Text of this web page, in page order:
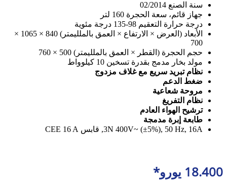
سنة الصنع 02/2014
جهاز قائم، سعة الحجرة 160 لتر
درجة حرارة التعقيم 98-135 درجة مئوية
الأبعاد (العرض × الارتفاع × العمق بالملليمتر) 840 × 1065 ×
700
حجم الحجرة (القطر × العمق بالملليمتر) 500 × 760
مولد بخار مدمج بقدرة تسخين 10 كيلوواط
نظام تبريد سريع مع غلاف مزدوج
ضغط الدعم
مروحة شعاعية
نظام التفريغ
ترشيح الهواء العادم
طابعة إبرة مدمجة
3N 400V~ (±5%), 50 Hz, 16A, قابس CEE 16 A
18.400 يورو*